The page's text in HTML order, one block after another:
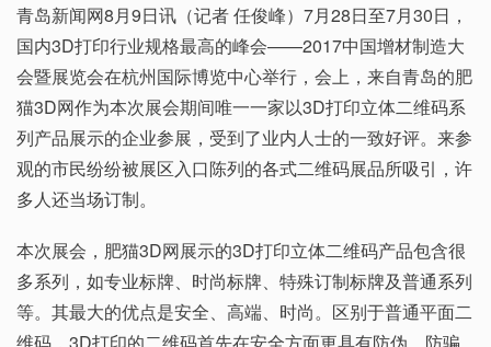
青岛新闻网8月9日讯（记者 任俊峰）7月28日至7月30日，
国内3D打印行业规格最高的峰会——2017中国增材制造大
会暨展览会在杭州国际博览中心举行，会上，来自青岛的肥
猫3D网作为本次展会期间唯一一家以3D打印立体二维码系
列产品展示的企业参展，受到了业内人士的一致好评。来参
观的市民纷纷被展区入口陈列的各式二维码展品所吸引，许
多人还当场订制。
本次展会，肥猫3D网展示的3D打印立体二维码产品包含很
多系列，如专业标牌、时尚标牌、特殊订制标牌及普通系列
等。其最大的优点是安全、高端、时尚。区别于普通平面二
维码，3D打印的二维码首先在安全方面更具有防伪、防骗